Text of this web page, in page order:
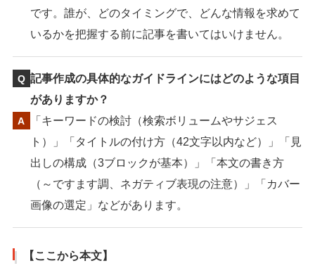
です。誰が、どのタイミングで、どんな情報を求めて
いるかを把握する前に記事を書いてはいけません。
記事作成の具体的なガイドラインにはどのような項目
がありますか？
「キーワードの検討（検索ボリュームやサジェス
ト）」「タイトルの付け方（42文字以内など）」「見
出しの構成（3ブロックが基本）」「本文の書き方
（～ですます調、ネガティブ表現の注意）」「カバー
画像の選定」などがあります。
【ここから本文】